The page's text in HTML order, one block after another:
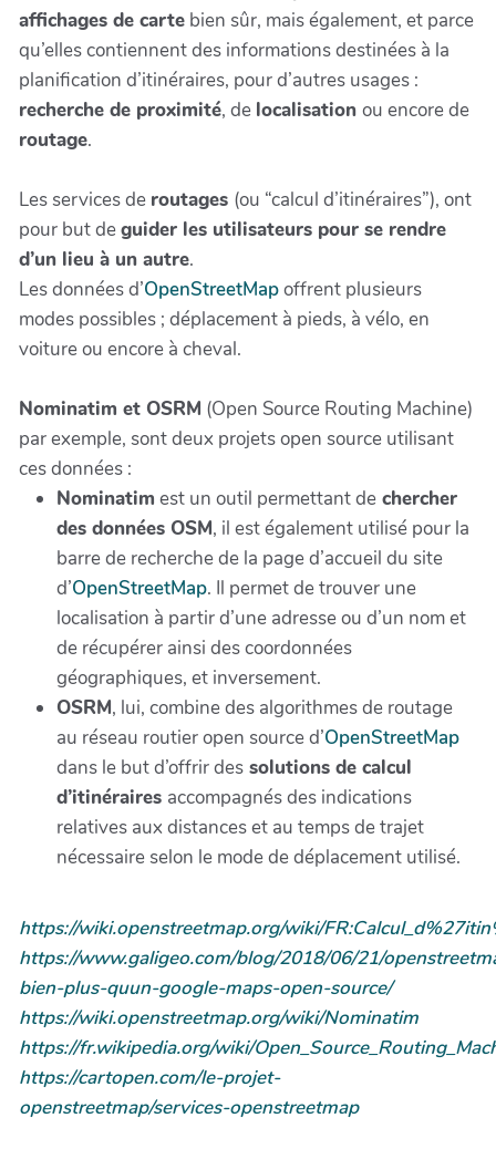
affichages de carte bien sûr, mais également, et parce
qu’elles contiennent des informations destinées à la
planification d’itinéraires, pour d’autres usages :
recherche de proximité, de localisation ou encore de
routage.
Les services de routages (ou “calcul d’itinéraires”), ont
pour but deguider les utilisateurs pour se rendre
d’un lieu à un autre.
Les données d’OpenStreetMapoffrent plusieurs
modes possibles ; déplacement à pieds, à vélo, en
voiture ou encore à cheval.
Nominatim et OSRM (Open Source Routing Machine)
par exemple, sont deux projets open source utilisant
ces données :
Nominatim est un outil permettant de chercher
des données OSM, il est également utilisé pour la
barre de recherche de la page d’accueil du site
d’OpenStreetMap. Il permet de trouver une
localisation à partir d’une adresse ou d’un nom et
de récupérer ainsi des coordonnées
géographiques, et inversement.
OSRM, lui, combine des algorithmes de routage
au réseau routier open source d’OpenStreetMap
dans le but d’offrir des solutions de calcul
d’itinéraires accompagnés des indications
relatives aux distances et au temps de trajet
nécessaire selon le mode de déplacement utilisé.
https://wiki.openstreetmap.org/wiki/
https://www.galigeo.com/blog/2018/06/21/
bien-plus-quun-google-maps-open-source/
https://wiki.openstreetmap.org/wiki/Nominatim
https://fr.wikipedia.org/wiki/
https://cartopen.com/le-projet-
openstreetmap/services-openstreetmap